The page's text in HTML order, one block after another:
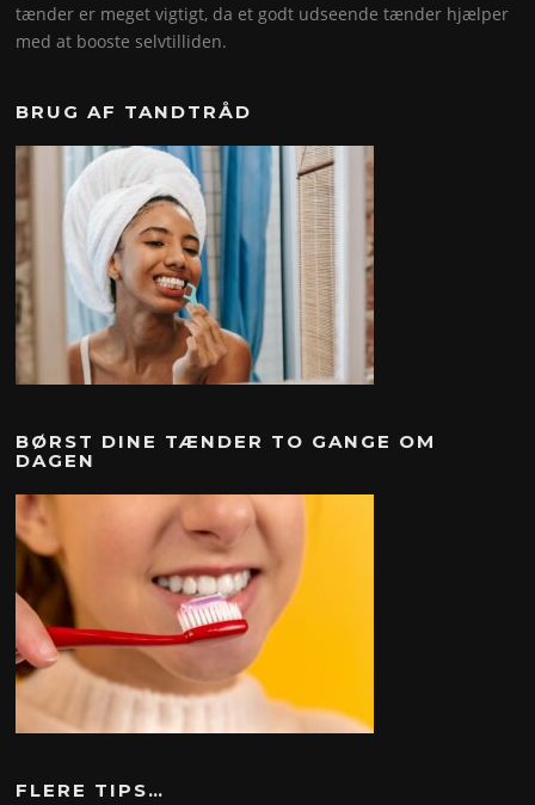
tænder er meget vigtigt, da et godt udseende tænder hjælper
med at booste selvtilliden.
BRUG AF TANDTRÅD
BØRST DINE TÆNDER TO GANGE OM
DAGEN
FLERE TIPS…